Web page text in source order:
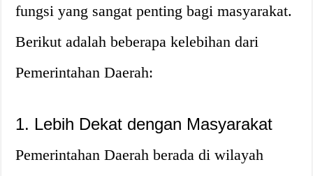
fungsi yang sangat penting bagi masyarakat.
Berikut adalah beberapa kelebihan dari
Pemerintahan Daerah:
1. Lebih Dekat dengan Masyarakat
Pemerintahan Daerah berada di wilayah